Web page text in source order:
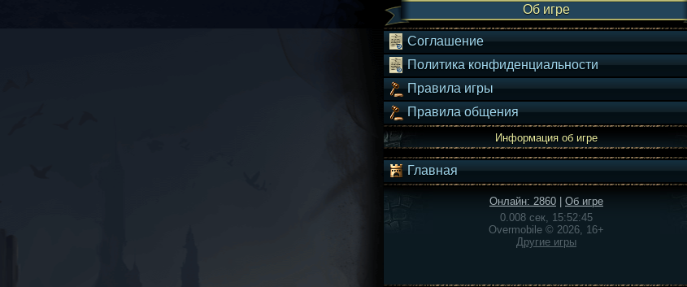
Об игре
Соглашение
Политика конфиденциальности
Правила игры
Правила общения
Информация об игре
Главная
Онлайн: 2860
Об игре
0.008 сек, 15:52:45
Overmobile © 2026, 16+
Другие игры